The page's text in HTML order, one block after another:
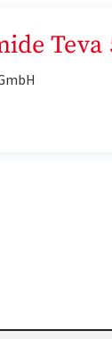
Teva